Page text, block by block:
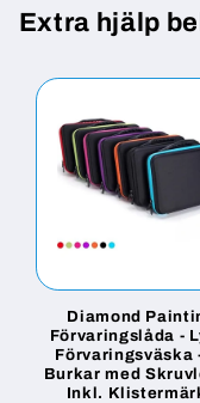
Extra hjälp
Diamond
Förvaringslåda -
Förvaringsväska
Burkar med
Inkl.